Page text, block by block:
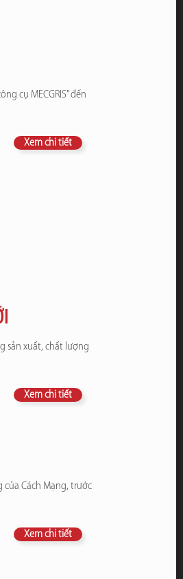
cụ MECGRIS’’ đến
Xem chi tiết
sản xuất, chất lượng
Xem chi tiết
Cách Mạng, trước
Xem chi tiết